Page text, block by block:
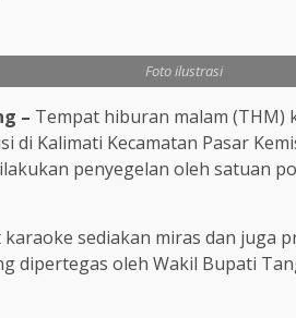
Foto ilustrasi
– Tempat hiburan malam (THM)
di Kalimati Kecamatan Pasar
penyegelan oleh satuan
sediakan miras dan juga
dipertegas oleh Wakil Bupati